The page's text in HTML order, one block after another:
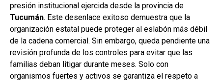
presión institucional ejercida desde la provincia de
Tucumán. Este desenlace exitoso demuestra que la
organización estatal puede proteger al eslabón más débil
de la cadena comercial. Sin embargo, queda pendiente una
revisión profunda de los controles para evitar que las
familias deban litigar durante meses. Solo con
organismos fuertes y activos se garantiza el respeto a